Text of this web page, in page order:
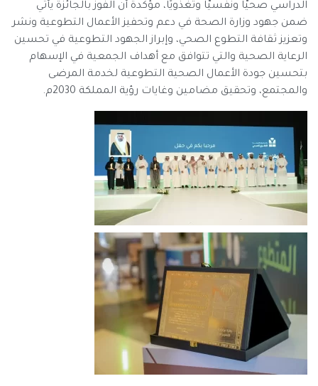
الدراسي صحيًّا ونفسيًّا وتغذويًا، مؤكدةً أن الفوز بالجائزة يأتي
ضمن جهود وزارة الصحة في دعم وتحفيز الأعمال التطوعية ونشر
وتعزيز ثقافة التطوع الصحي، وإبراز الجهود التطوعية في تحسين
الرعاية الصحية والتي تتوافق مع أهداف الجمعية في الإسهام
بتحسين جودة الأعمال الصحية التطوعية لخدمة المرضى
والمجتمع، وتحقيق مضامين وغايات رؤية المملكة 2030م.